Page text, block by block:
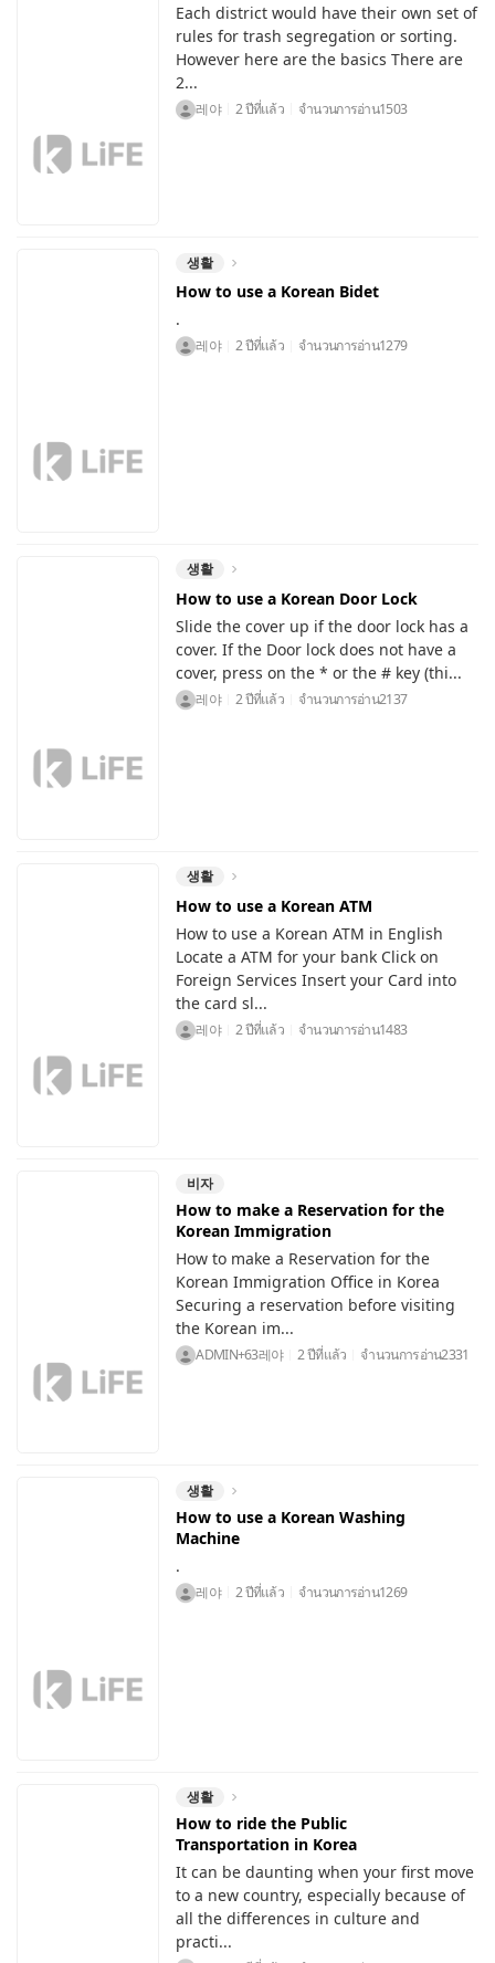
Each district would have their own set of
rules for trash segregation or sorting.
However here are the basics There are
2...
레야 2 ปีที่แล้ว จำนวนการอ่าน1503
생활
How to use a Korean Bidet
.
레야 2 ปีที่แล้ว จำนวนการอ่าน1279
생활
How to use a Korean Door Lock
Slide the cover up if the door lock has a
cover. If the Door lock does not have a
cover, press on the * or the # key (thi...
레야 2 ปีที่แล้ว จำนวนการอ่าน2137
생활
How to use a Korean ATM
How to use a Korean ATM in English
Locate a ATM for your bank Click on
Foreign Services Insert your Card into
the card sl...
레야 2 ปีที่แล้ว จำนวนการอ่าน1483
비자
How to make a Reservation for the
Korean Immigration
How to make a Reservation for the
Korean Immigration Office in Korea
Securing a reservation before visiting
the Korean im...
ADMIN+63레야 2 ปีที่แล้ว จำนวนการอ่าน2331
생활
How to use a Korean Washing
Machine
.
레야 2 ปีที่แล้ว จำนวนการอ่าน1269
생활
How to ride the Public
Transportation in Korea
It can be daunting when your first move
to a new country, especially because of
all the differences in culture and
practi...